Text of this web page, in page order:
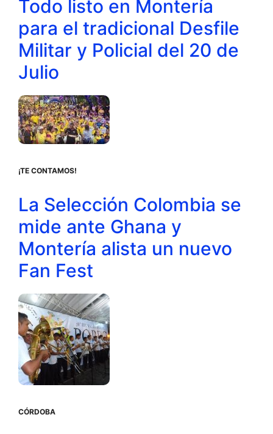
Todo listo en Montería
para el tradicional Desfile
Militar y Policial del 20 de
Julio
¡TE CONTAMOS!
La Selección Colombia se
mide ante Ghana y
Montería alista un nuevo
Fan Fest
CÓRDOBA